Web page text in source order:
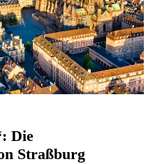
Die
Straßburg